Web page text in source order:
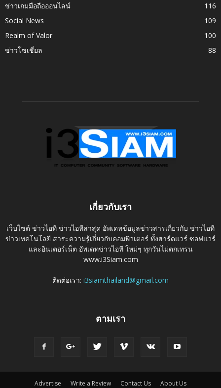
ข่าวเกมมือถือออนไลน์
116
Social News
109
Realm of Valor
100
ข่าวโซเชี่ยล
88
เกี่ยวกับเรา
เว็บไซต์ ข่าวไอที ข่าวไอทีล่าสุด อัพเดทข้อมูลข่าวสารเกี่ยวกับ ข่าวไอที
ข่าวเทคโนโลยี สาระความรู้เกี่ยวกับคอมพิวเตอร์ ทั้งฮาร์ดแวร์ ซอฟแวร์
และอินเตอร์เน็ต อัพเดทข่าวไอที ใหม่ๆ ทุกวันไม่ตกเทรน
www.i3Siam.com
ติดต่อเรา: i3siamthailand@gmail.com
ตามเรา
Advertise Write a Review Contact Us About Us